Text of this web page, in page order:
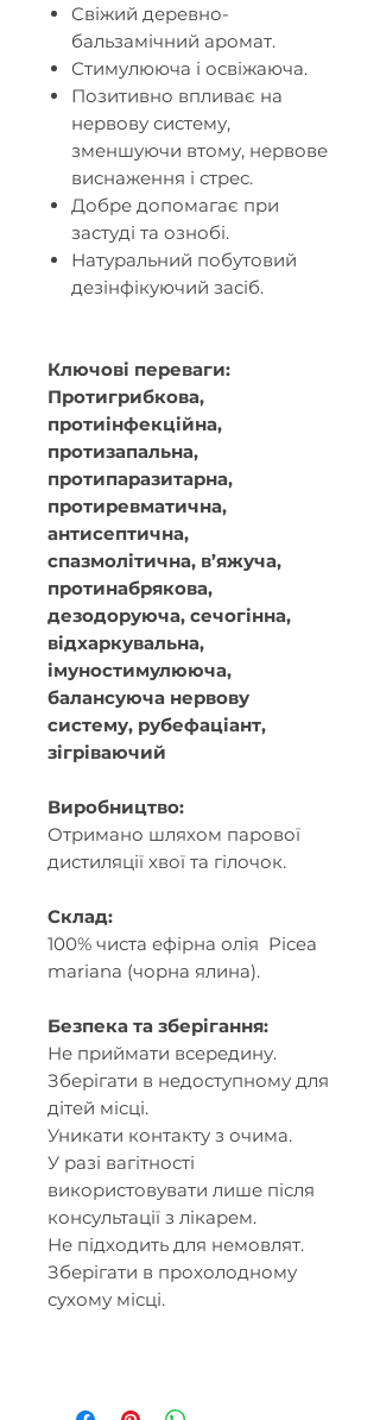
Cвіжий деревно-
бальзамічний аромат.
Стимулююча і освіжаюча.
Позитивно впливає на
нервову систему,
зменшуючи втому, нервове
виснаження і стрес.
Добре допомагає при
застуді та ознобі.
Натуральний побутовий
дезінфікуючий засіб.
Ключові переваги:
Протигрибкова,
протиінфекційна,
протизапальна,
протипаразитарна,
протиревматична,
антисептична,
спазмолітична, в’яжуча,
протинабрякова,
дезодоруюча, сечогінна,
відхаркувальна,
імуностимулююча,
балансуюча нервову
систему, рубефаціант,
зігріваючий
Виробництво:
Отримано шляхом парової
дистиляції хвої та гілочок.
Склад:
100% чиста ефірна олія Picea
mariana (чорна ялина).
Безпека та зберігання:
Не приймати всередину.
Зберігати в недоступному для
дітей місці.
Уникати контакту з очима.
У разі вагітності
використовувати лише після
консультації з лікарем.
Не підходить для немовлят.
Зберігати в прохолодному
сухому місці.